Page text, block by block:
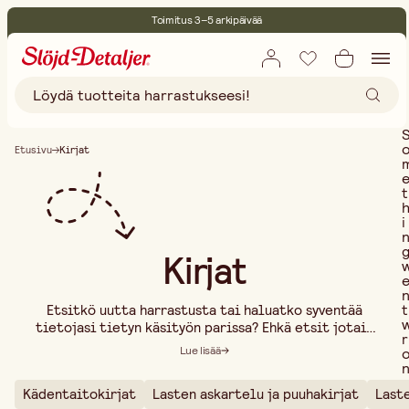
Toimitus 3–5 arkipäivää
Ilmainen toimitus yli 75 € ostoksille
Etusivu Kirjat
Kirjat
Etsitkö uutta harrastusta tai haluatko syventää
tietojasi tietyn käsityön parissa? Ehkä etsit jotain
yksinkertaista ja luovaa, mitä lapset voivat tehdä
tai etsimässä rauhoittavaa ja rentouttavaa
Lue lisää
Kädentaitokirjat Lasten askartelu ja puuhakirjat
e
t
h
i
n
g
e
n
t
r
n
..